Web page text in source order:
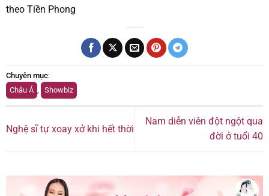
theo Tiền Phong
Chuyên mục:
Châu Á , Showbiz
Nghệ sĩ tự xoay xở khi hết thời
Nam diễn viên đột ngột qua
đời ở tuổi 40